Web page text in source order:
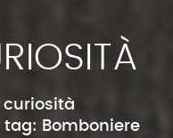
curiosità
Bomboniere